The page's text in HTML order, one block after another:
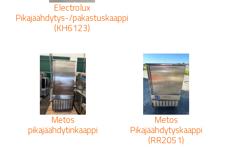
Electrolux
Pikajäähdytys-/pakastuskaappi
(KH6123)
Metos
pikajäähdytinkaappi
Metos
Pikajäähdytyskaappi
(RR2051)